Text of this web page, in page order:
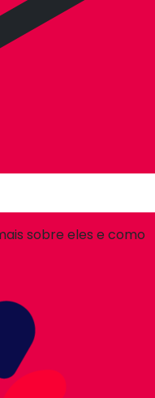
sobre eles e como